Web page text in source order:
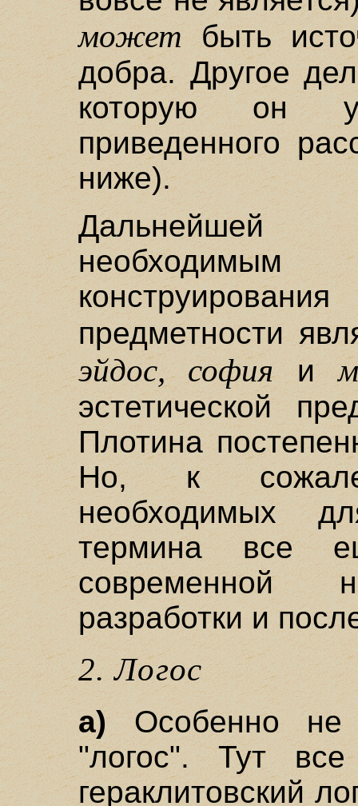
можетбыть
добра. Другое
которую он
приведенного
ниже).
Дальнейшей
предметности
эйдос, софияи
эстетической
Плотина
Но, к
необходимых
термина все
современной
разработки и
2. Логос
а)Особенно не
"логос". Тут
гераклитовский